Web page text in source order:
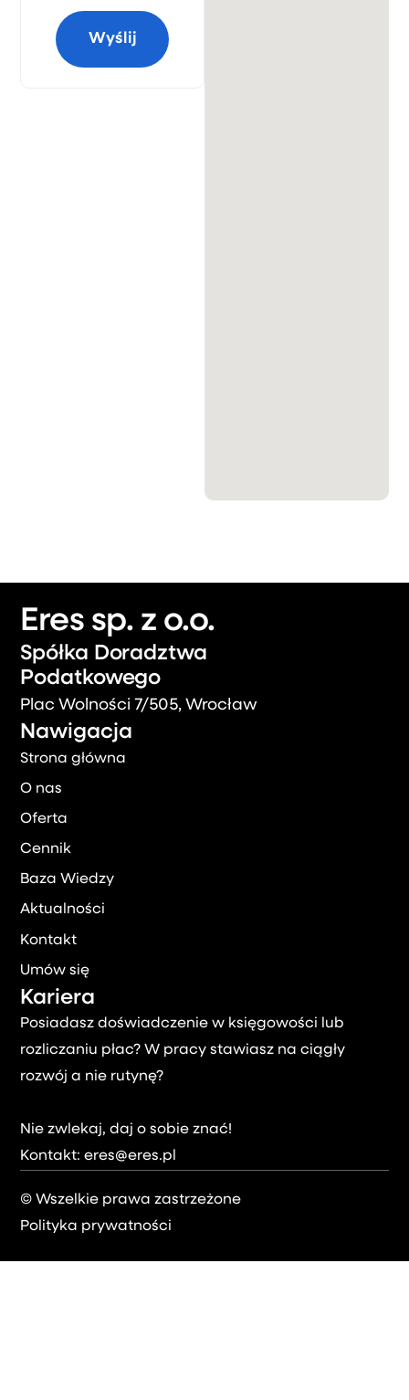
Eres sp. z o.o.
Spółka Doradztwa
Podatkowego
Plac Wolności 7/505, Wrocław
Nawigacja
Strona główna
O nas
Oferta
Cennik
Baza Wiedzy
Aktualności
Kontakt
Umów się
Kariera
Posiadasz doświadczenie w księgowości lub
rozliczaniu płac? W pracy stawiasz na ciągły
rozwój a nie rutynę?
Nie zwlekaj, daj o sobie znać!
Kontakt:eres@eres.pl
©Wszelkie prawa zastrzeżone
Polityka prywatności